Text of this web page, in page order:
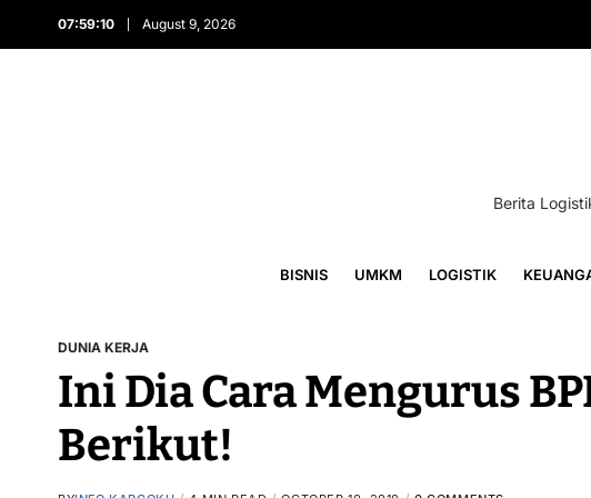
07:59:11 August 9, 2026
Berita
BISNIS UMKM LOGISTIK
DUNIA KERJA
Ini Dia Cara Mengurus
Berikut!